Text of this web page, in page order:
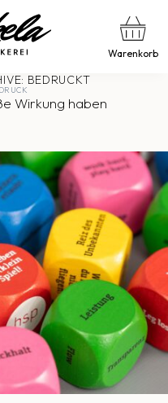
Warenkorb
BEDRUCKT
DRUCK
Wirkung haben